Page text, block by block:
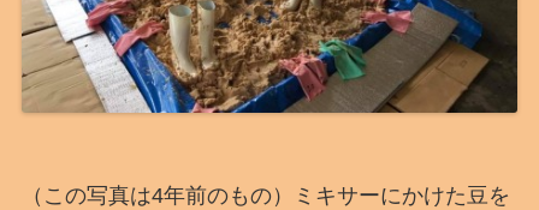
（この写真は4年前のもの）ミキサーにかけた豆を